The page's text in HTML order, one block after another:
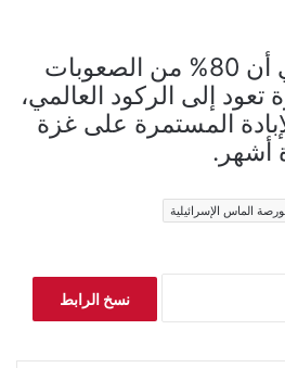
ويقدر مولداويسكي أن 80% من الصعوبات
تعود إلى الركود العالمي،
المستمرة على غزة
أشهر.
الماس الإسرائيلية
نسخ الرابط